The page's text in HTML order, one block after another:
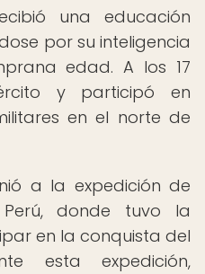
una educación
por su inteligencia
edad. A los 17
y participó en
en el norte de
a la expedición de
donde tuvo la
en la conquista del
esta expedición,